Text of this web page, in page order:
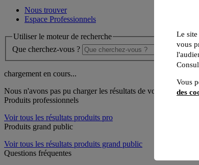
Nous trouver
Espace Professionnels
Utiliser le moteur de recherche
Que cherchez-vous ?
chargement en cours...
Nous n'avons pas pu charger les résultats de votre recherche
Produits professionnels
Voir tous les résultats produits pro
Produits grand public
Voir tous les résultats produits grand public
Questions fréquentes
Le
vous
Vous
des